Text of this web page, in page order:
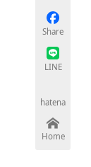
Share
LINE
hatena
Home